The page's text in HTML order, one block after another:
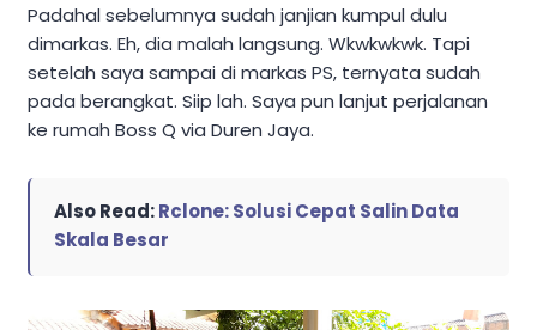
Padahal sebelumnya sudah janjian kumpul dulu
dimarkas. Eh, dia malah langsung. Wkwkwkwk. Tapi
setelah saya sampai di markas PS, ternyata sudah
pada berangkat. Siip lah. Saya pun lanjut perjalanan
ke rumah Boss Q via Duren Jaya.
Also Read:Rclone: Solusi Cepat Salin Data
Skala Besar